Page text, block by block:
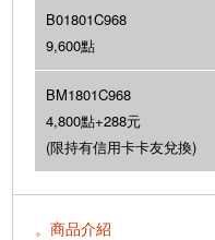
B01801C968
9,600點
BM1801C968
4,800點+288元
(限持有信用卡卡友兌換)
。商品介紹